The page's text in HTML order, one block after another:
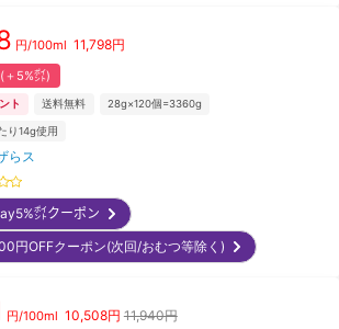
円/100ml 11,798円
＋5%㌽)
ト 送料無料 28g×120個=3360g
り14g使用
らス
㌽クーポン
円OFFクーポン(次回/おむつ等除く)
円/100ml 10,508円 11,940円